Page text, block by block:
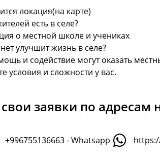
локация(на карте)
есть в селе?
о местной школе и учениках
улучшит жизнь в селе?
и содействие могут оказать
условия и сложности у вас.
заявки по адресам
+996755136663 - Whatsapp